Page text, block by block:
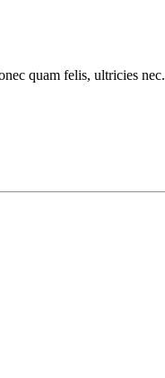
quam felis, ultricies nec.